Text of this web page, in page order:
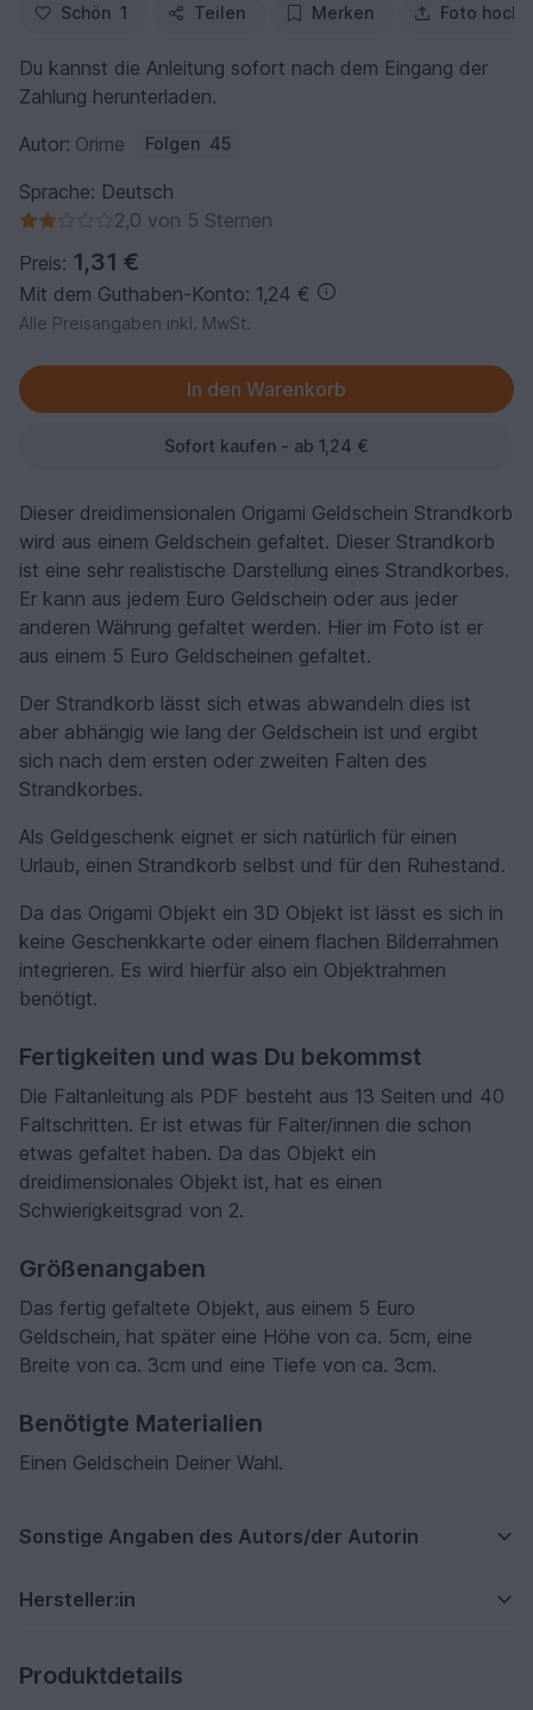
Schön 1 Teilen Merken Foto
Du kannst die Anleitung sofort nach dem Eingang der
Zahlung herunterladen.
Autor: Orime Folgen 45
Sprache: Deutsch
2,0 von 5 Sternen
Preis: 1,31 €
Mit dem Guthaben-Konto: 1,24 €
Alle Preisangaben inkl. MwSt.
Sofort kaufen - ab 1,24 €
Dieser dreidimensionalen Origami Geldschein Strandkorb
wird aus einem Geldschein gefaltet. Dieser Strandkorb
ist eine sehr realistische Darstellung eines Strandkorbes.
Er kann aus jedem Euro Geldschein oder aus jeder
anderen Währung gefaltet werden. Hier im Foto ist er
aus einem 5 Euro Geldscheinen gefaltet.
Der Strandkorb lässt sich etwas abwandeln dies ist
aber abhängig wie lang der Geldschein ist und ergibt
sich nach dem ersten oder zweiten Falten des
Strandkorbes.
Als Geldgeschenk eignet er sich natürlich für einen
Urlaub, einen Strandkorb selbst und für den Ruhestand.
Da das Origami Objekt ein 3D Objekt ist lässt es sich in
keine Geschenkkarte oder einem flachen Bilderrahmen
integrieren. Es wird hierfür also ein Objektrahmen
benötigt.
Fertigkeiten und was Du bekommst
Die Faltanleitung als PDF besteht aus 13 Seiten und 40
Faltschritten. Er ist etwas für Falter/innen die schon
etwas gefaltet haben. Da das Objekt ein
dreidimensionales Objekt ist, hat es einen
Schwierigkeitsgrad von 2.
Größenangaben
Das fertig gefaltete Objekt, aus einem 5 Euro
Geldschein, hat später eine Höhe von ca. 5cm, eine
Breite von ca. 3cm und eine Tiefe von ca. 3cm.
Benötigte Materialien
Einen Geldschein Deiner Wahl.
Sonstige Angaben des Autors/der Autorin
Hersteller:in
Produktdetails